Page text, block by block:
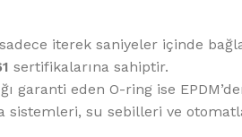
iterek saniyeler içinde
sertifikalarına sahiptir.
garanti eden O-ring ise
sistemleri, su sebilleri ve